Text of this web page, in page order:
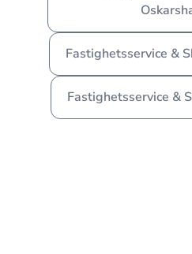
Fastighetsservice &
Fastighetsservice &